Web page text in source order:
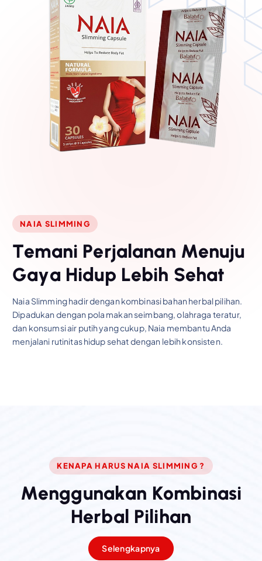
NAIA SLIMMING
Temani Perjalanan Menuju
Gaya Hidup Lebih Sehat
Naia Slimming hadir dengan kombinasi bahan herbal pilihan.
Dipadukan dengan pola makan seimbang, olahraga teratur,
dan konsumsi air putih yang cukup, Naia membantu Anda
menjalani rutinitas hidup sehat dengan lebih konsisten.
KENAPA HARUS NAIA SLIMMING ?
Menggunakan Kombinasi
Herbal Pilihan
Selengkapnya